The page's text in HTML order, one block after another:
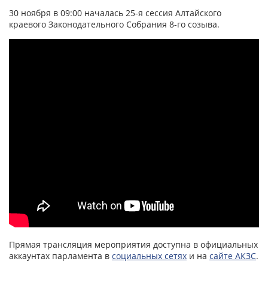
30 ноября в 09:00 началась 25-я сессия Алтайского
краевого Законодательного Собрания 8-го созыва.
Прямая трансляция мероприятия доступна в официальных
аккаунтах парламента в социальных сетях и на сайте АКЗС.